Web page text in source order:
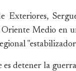
Exteriores,
Oriente Medio en
detener la